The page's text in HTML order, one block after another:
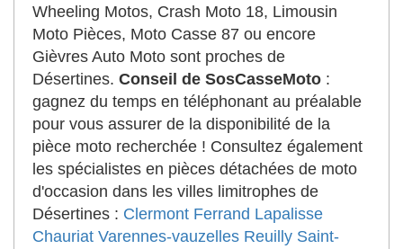
Wheeling Motos, Crash Moto 18, Limousin
Moto Pièces, Moto Casse 87 ou encore
Gièvres Auto Moto sont proches de
Désertines. Conseil de SosCasseMoto :
gagnez du temps en téléphonant au préalable
pour vous assurer de la disponibilité de la
pièce moto recherchée ! Consultez également
les spécialistes en pièces détachées de moto
d'occasion dans les villes limitrophes de
Désertines : Clermont Ferrand Lapalisse
Chauriat Varennes-vauzelles Reuilly Saint-